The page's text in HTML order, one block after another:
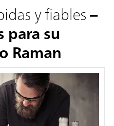
y fiables–
para su
Raman